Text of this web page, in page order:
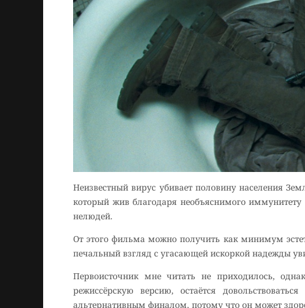
Неизвестный вирус убивает половину населения
который жив благодаря необъяснимого
нелюдей.
От этого фильма можно получить как минимум
печальный взгляд с угасающей искоркой надежды
Первоисточник мне читать не приходилось,
режиссёрскую версию, остаётся
альтернативным финалом, потому что он может